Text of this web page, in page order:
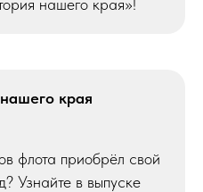
нашего края»!
края
флота приобрёл свой
Узнайте в выпуске